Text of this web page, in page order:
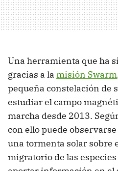
Una herramienta que ha
gracias a la misión Swarm
pequeña constelación de
estudiar el campo
marcha desde 2013.
con ello puede
una tormenta solar sobre
migratorio de las